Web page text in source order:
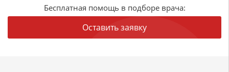
Бесплатная помощь в подборе врача:
Оставить заявку